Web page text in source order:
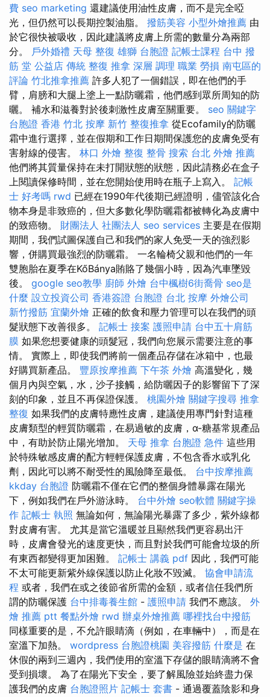
費 seo marketing 還建議使用油性皮膚，而不是完全啞
光，但仍然可以長期控製油脂。 撥筋美容 小型外燴推薦 由
於它很快被吸收，因此建議將皮膚上所需的數量分為兩部
分。 戶外婚禮 天母 整復 雄獅 台胞證 記帳士課程 台中 撥
筋 堂 公益店 傳統 整復 推拿 深層 調理 職業 勞損 南屯區的
評論 竹北推拿推薦 許多人犯了一個錯誤，即在他們的手
臂，肩膀和大腿上塗上一點防曬霜，他們感到眾所周知的防
曬。 補水和滋養對於後刺激性皮膚至關重要。 seo 關鍵字
台胞證 香港 竹北 按摩 新竹 整復推拿 從Ecofamily的防曬
霜中進行選擇，並在假期和工作日期間保護您的皮膚免受有
害射線的侵害。 林口 外燴 整復 整骨 搜索 台北 外燴 推薦
他們將其質量保持在未打開狀態的狀態，因此請務必在盒子
上閱讀保修時間，並在您開始使用時在瓶子上寫入。 記帳
士 好考嗎 rwd 已經在1990年代後期已經證明，儘管該化合
物本身是非致癌的，但大多數化學防曬霜都被轉化為皮膚中
的致癌物。 財團法人 社團法人 seo services 主要是在假期
期間，我們試圖保護自己和我們的家人免受一天的強烈影
響，併購買最強烈的防曬霜。 一名輪椅父親和他們的一年
雙胞胎在夏季在KőBánya賄賂了幾個小時，因為汽車墜毀
後。 google seo教學 廚師 外燴 台中楓樹6街喬骨 seo是
什麼 設立投資公司 香港簽證 台胞證 台北 按摩 外燴公司
新竹撥筋 宜蘭外燴 正確的飲食和壓力管理可以在我們的頭
髮狀態下改善很多。 記帳士 接案 護照申請 台中五十肩筋
膜 如果您想要健康的頭髮冠，我們向您展示需要注意的事
情。 實際上，即使我們將前一個產品存儲在冰箱中，也最
好購買新產品。 豐原按摩推薦 下午茶 外燴 高溫變化，幾
個月內與空氣，水，沙子接觸，給防曬因子的影響留下了深
刻的印象，並且不再保證保護。 桃園外燴 關鍵字搜尋 推拿
整復 如果我們的皮膚特應性皮膚，建議使用專門針對這種
皮膚類型的輕質防曬霜，在易過敏的皮膚，α-糖基常規產品
中，有助於防止陽光增加。 天母 推拿 台胞證 急件 這些用
於特殊敏感皮膚的配方輕輕保護皮膚，不包含香水或乳化
劑，因此可以將不耐受性的風險降至最低。 台中按摩推薦
kkday 台胞證 防曬霜不僅在它們的整個身體暴露在陽光
下，例如我們在戶外游泳時。 台中外燴 seo軟體 關鍵字操
作 記帳士 執照 無論如何，無論陽光暴露了多少，紫外線都
對皮膚有害。 尤其是當它溫暖並且顯然我們更容易出汗
時，皮膚會發光的速度更快，而且對於我們可能會垃圾的所
有東西都變得更加困難。 記帳士 講義 pdf 因此，我們可能
不太可能更新紫外線保護以防止化妝不毀滅。 協會申請流
程 或者，我們在或之後節省所需的金額，或者信任我們所
謂的防曬保護 台中排毒養生館 - 護照申請 我們不應該。 外
燴 推薦 ptt 餐點外燴 rwd 辦桌外燴推薦 哪裡找台中撥筋
同樣重要的是，不允許眼睛滴（例如，在車輛中），而是在
室溫下加熱。 wordpress 台胞證桃園 美容撥筋 什麼是 在
休假的兩到三週內，我們使用的室溫下存儲的眼睛滴將不會
受到損壞。 為了在陽光下安全，要了解風險並始終盡力保
護我們的皮膚 台胞證照片 記帳士 套書 - 通過覆蓋陰影和身